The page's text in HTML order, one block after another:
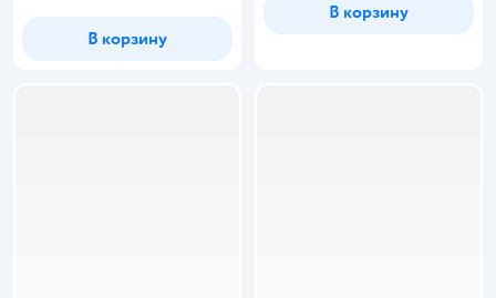
В корзину
В корзину